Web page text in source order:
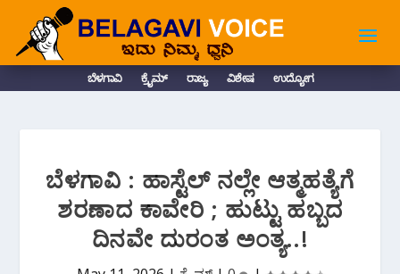
ಬೆಳಗಾವಿ ಕ್ರೈಮ್ ರಾಜ್ಯ ವಿಶೇಷ ಉದ್ಯೋಗ
ಬೆಳಗಾವಿ : ಹಾಸ್ಟೆಲ್ ನಲ್ಲೇ ಆತ್ಮಹತ್ಯೆಗೆ
ಶರಣಾದ ಕಾವೇರಿ ; ಹುಟ್ಟು ಹಬ್ಬದ
ದಿನವೇ ದುರಂತ ಅಂತ್ಯ..!